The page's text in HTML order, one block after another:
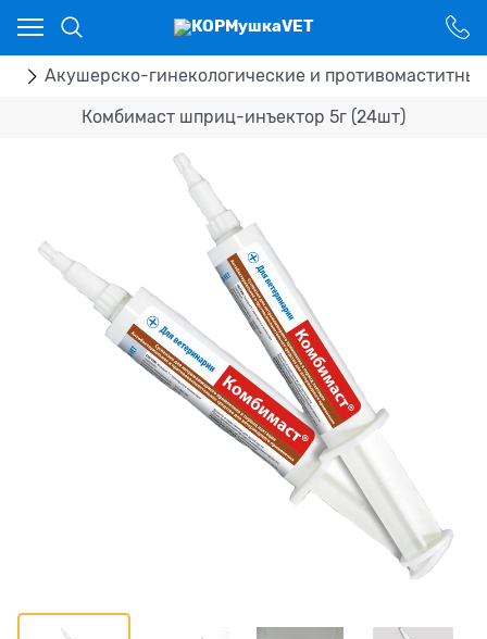
Акушерско-гинекологические и
Комбимаст шприц-инъектор 5г (24шт)
Ваш город - Костанай,
угадали?